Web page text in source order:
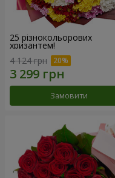
25 різнокольорових
хризантем!
4 124 грн
Замовити